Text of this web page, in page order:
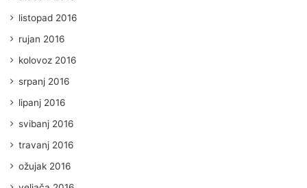
listopad 2016
rujan 2016
kolovoz 2016
srpanj 2016
lipanj 2016
svibanj 2016
travanj 2016
ožujak 2016